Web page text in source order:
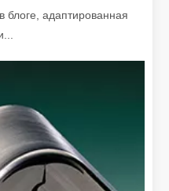
Сколько стоит лазерный резак? Как выбрать лучшее?
важным инструментом в
блоге, адаптированная